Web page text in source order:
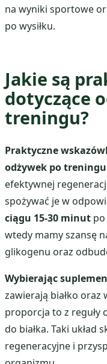
na wyniki sportowe
po wysiłku.
Jakie są
dotyczące
treningu?
Praktyczne
odżywek po treningu
efektywnej
spożywać je w
ciągu 15-30 minut
wtedy mamy szansę
glikogenu oraz
Wybierając
zawierają białko
proporcja to z reguły
do białka. Taki układ
regeneracyjne i